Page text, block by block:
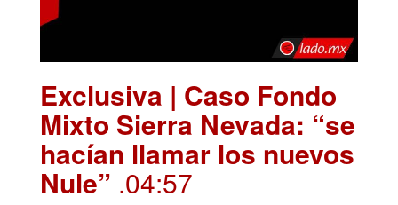
Exclusiva | Caso Fondo
Mixto Sierra Nevada: “se
hacían llamar los nuevos
Nule” .04:57